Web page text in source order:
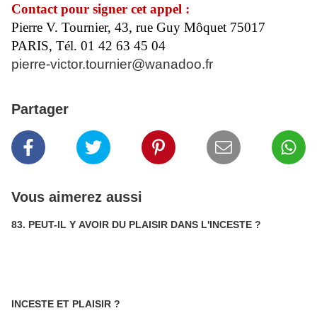
Contact pour signer cet appel :
Pierre V. Tournier, 43, rue Guy Môquet 75017
PARIS, Tél. 01 42 63 45 04
pierre-victor.tournier@wanadoo.fr
Partager
Vous aimerez aussi
83. PEUT-IL Y AVOIR DU PLAISIR DANS L'INCESTE ?
INCESTE ET PLAISIR ?